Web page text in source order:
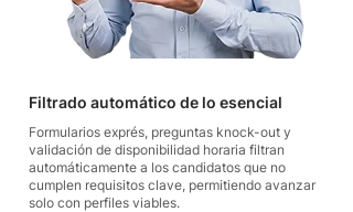
Filtrado automático de lo esencial
Formularios exprés, preguntas knock-out y
validación de disponibilidad horaria filtran
automáticamente a los candidatos que no
cumplen requisitos clave, permitiendo avanzar
solo con perfiles viables.